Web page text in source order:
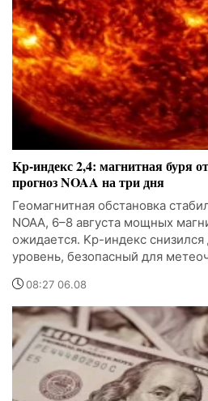
Kp-индекс 2,4: магнитная буря
прогноз NOAA на три дня
Геомагнитная обстановка
NOAA, 6–8 августа мощных
ожидается. Kp-индекс
уровень, безопасный для
08:27 06.08